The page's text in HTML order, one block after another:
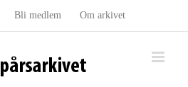
Bli medlem Om arkivet